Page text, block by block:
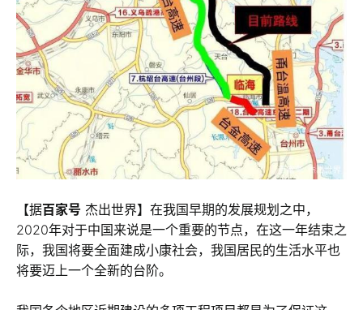
【据百家号 杰出世界】在我国早期的发展规划之中，
2020年对于中国来说是一个重要的节点，在这一年结束之
际，我国将要全面建成小康社会，我国居民的生活水平也
将要迈上一个全新的台阶。